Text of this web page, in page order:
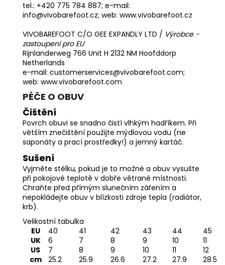
tel.: +420 775 784 887; e-mail:
info@vivobarefoot.cz; web: www.vivobarefoot.cz
VIVOBAREFOOT C/O GEE EXPANDLY LTD / Výrobce -
zastoupení pro EU
Rijnlanderweg 766 Unit H 2132 NM Hoofddorp
Netherlands
e-mail: customerservices@vivobarefoot.com;
web: www.vivobarefoot.com
PÉČE O OBUV
Čištění
Povrch obuvi se snadno čistí vlhkým hadříkem. Při
větším znečištění použijte mýdlovou vodu (ne
saponáty a prací prostředky!) a jemný kartáč.
Sušení
Vyjměte stélku, pokud je to možné a obuv vysušte
při pokojové teplotě v dobře větrané místnosti.
Chraňte před přímým slunečním zářením a
nepokládejte obuv v blízkosti zdroje tepla (radiátor,
krb).
Velikostní tabulka
EU
40 41 42 43 44
45
UK
6 7 8 9 10
11
US
7 8 9 10 11
12
cm
25.2 25.9 26.6 27.2 27.9 28.5